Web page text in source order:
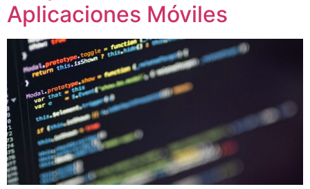
Aplicaciones Móviles